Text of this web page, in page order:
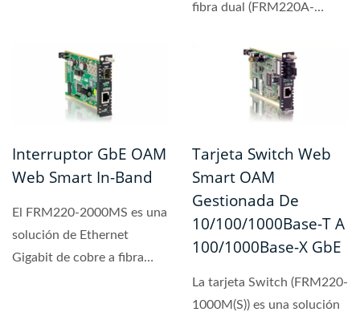
fibra dual (FRM220A-
Interruptor GbE OAM
Web Smart In-Band
El FRM220-2000MS es una
solución de Ethernet
Gigabit de cobre a fibra
Tarjeta Switch Web
Smart OAM
Gestionada De
10/100/1000Base-T A
100/1000Base-X GbE
La tarjeta Switch (FRM220-
1000M(S)) es una solución